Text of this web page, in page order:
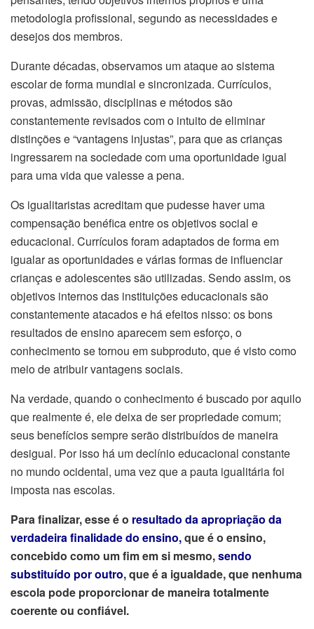
metodologia profissional, segundo as necessidades e
desejos dos membros.
Durante décadas, observamos um ataque ao sistema
escolar de forma mundial e sincronizada. Currículos,
provas, admissão, disciplinas e métodos são
constantemente revisados com o intuito de eliminar
distinções e “vantagens injustas”, para que as crianças
ingressarem na sociedade com uma oportunidade igual
para uma vida que valesse a pena.
Os igualitaristas acreditam que pudesse haver uma
compensação benéfica entre os objetivos social e
educacional. Currículos foram adaptados de forma em
igualar as oportunidades e várias formas de influenciar
crianças e adolescentes são utilizadas. Sendo assim, os
objetivos internos das instituições educacionais são
constantemente atacados e há efeitos nisso: os bons
resultados de ensino aparecem sem esforço, o
conhecimento se tornou em subproduto, que é visto como
meio de atribuir vantagens sociais.
Na verdade, quando o conhecimento é buscado por aquilo
que realmente é, ele deixa de ser propriedade comum;
seus benefícios sempre serão distribuídos de maneira
desigual. Por isso há um declínio educacional constante
no mundo ocidental, uma vez que a pauta igualitária foi
imposta nas escolas.
Para finalizar, esse é o resultado da apropriação da
verdadeira finalidade do ensino,que é o ensino,
concebido como um fim em si mesmo,sendo
substituído por outro, que é a igualdade, que nenhuma
escola pode proporcionar de maneira totalmente
coerente ou confiável.